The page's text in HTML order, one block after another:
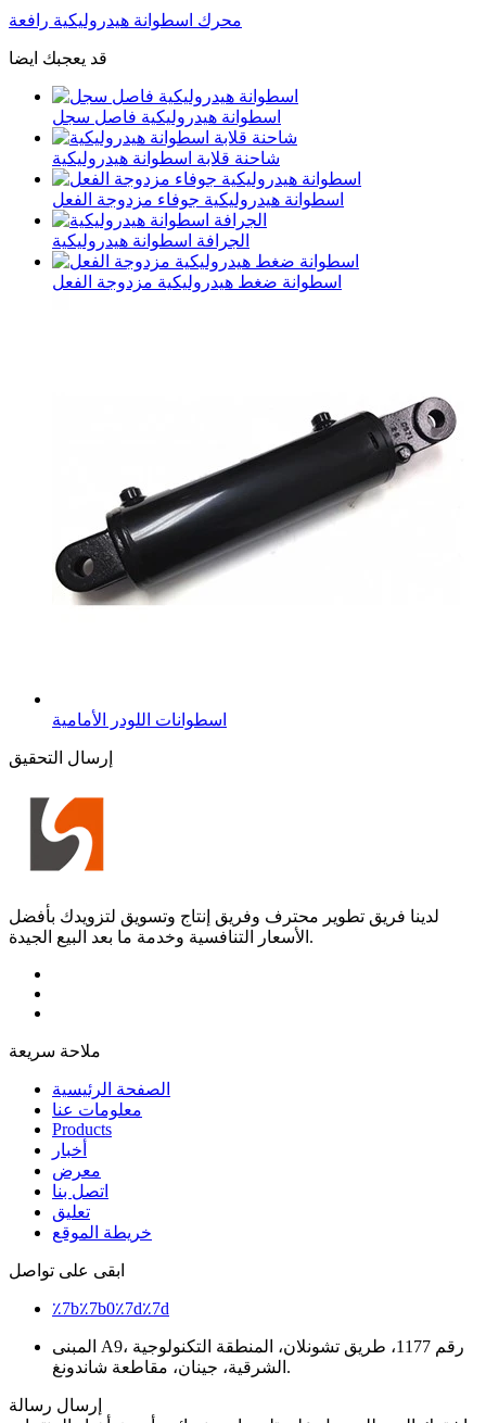
محرك اسطوانة هيدروليكية رافعة
قد يعجبك ايضا
اسطوانة هيدروليكية فاصل سجل
شاحنة قلابة اسطوانة هيدروليكية
اسطوانة هيدروليكية جوفاء مزدوجة الفعل
الجرافة اسطوانة هيدروليكية
اسطوانة ضغط هيدروليكية مزدوجة الفعل
اسطوانات اللودر الأمامية
إرسال التحقيق
لدينا فريق تطوير محترف وفريق إنتاج وتسويق لتزويدك بأفضل
الأسعار التنافسية وخدمة ما بعد البيع الجيدة.
ملاحة سريعة
الصفحة الرئيسية
معلومات عنا
Products
أخبار
معرض
اتصل بنا
تعليق
خريطة الموقع
ابقى على تواصل
٪7b٪7b0٪7d٪7d
المبنى A9، رقم 1177، طريق تشونلان، المنطقة التكنولوجية
الشرقية، جينان، مقاطعة شاندونغ.
إرسال رسالة